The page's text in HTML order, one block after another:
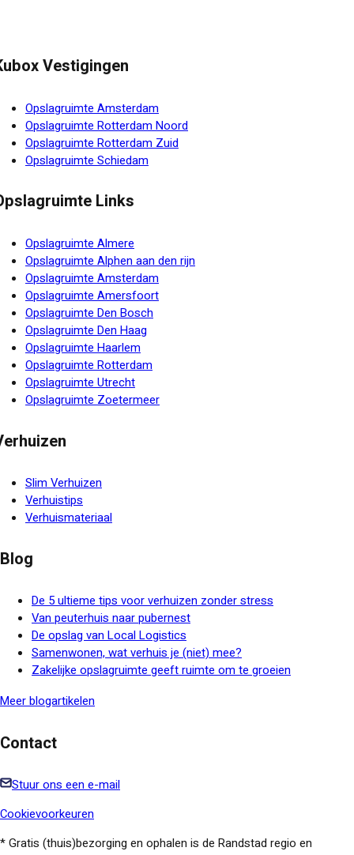
Vestigingen
Opslagruimte Amsterdam
Opslagruimte Rotterdam Noord
Opslagruimte Rotterdam Zuid
Opslagruimte Schiedam
Links
Opslagruimte Almere
Opslagruimte Alphen aan den rijn
Opslagruimte Amsterdam
Opslagruimte Amersfoort
Opslagruimte Den Bosch
Opslagruimte Den Haag
Opslagruimte Haarlem
Opslagruimte Rotterdam
Opslagruimte Utrecht
Opslagruimte Zoetermeer
Slim Verhuizen
Verhuistips
Verhuismateriaal
Blog
De 5 ultieme tips voor verhuizen zonder stress
Van peuterhuis naar pubernest
De opslag van Local Logistics
Samenwonen, wat verhuis je (niet) mee?
Zakelijke opslagruimte geeft ruimte om te groeien
Meer blogartikelen
Contact
Stuur ons een e-mail
Cookievoorkeuren
* Gratis (thuis)bezorging en ophalen is de Randstad regio en